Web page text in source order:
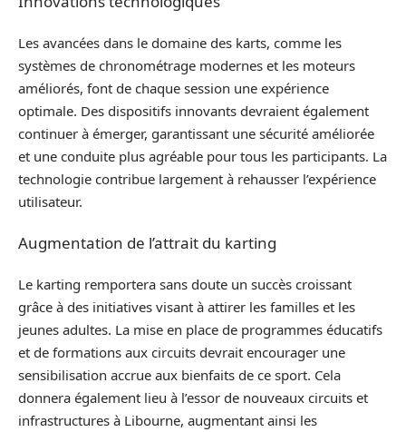
Les avancées dans le domaine des karts, comme les
systèmes de chronométrage modernes et les moteurs
améliorés, font de chaque session une expérience
optimale. Des dispositifs innovants devraient également
continuer à émerger, garantissant une sécurité améliorée
et une conduite plus agréable pour tous les participants. La
technologie contribue largement à rehausser l’expérience
utilisateur.
Augmentation de l’attrait du karting
Le karting remportera sans doute un succès croissant
grâce à des initiatives visant à attirer les familles et les
jeunes adultes. La mise en place de programmes éducatifs
et de formations aux circuits devrait encourager une
sensibilisation accrue aux bienfaits de ce sport. Cela
donnera également lieu à l’essor de nouveaux circuits et
infrastructures à Libourne, augmentant ainsi les